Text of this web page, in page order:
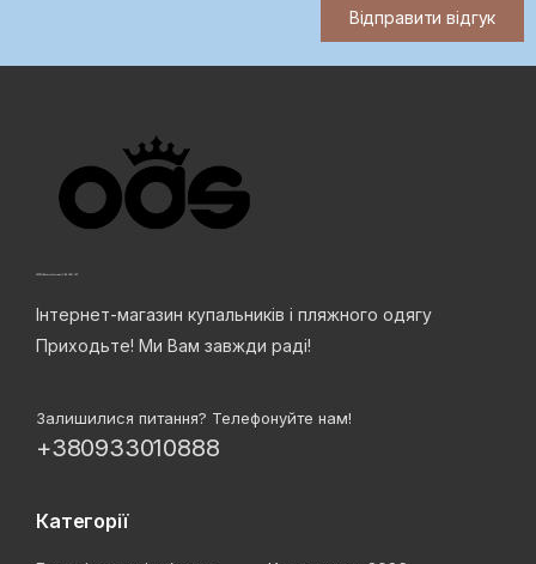
Відправити відгук
Інтернет-магазин купальників і пляжного одягу
Приходьте! Ми Вам завжди раді!
Залишилися питання? Телефонуйте нам!
+380933010888
Категорії